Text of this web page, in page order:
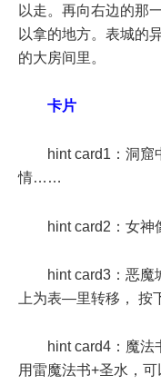
以走。再向右边的
以拿的地方。表城的
的大房间里。
卡片
hint card1：洞窟
情……
hint card2：女
hint card3：恶魔
上为表—里转移， 按
hint card4：魔法
用雷魔法书+圣水，可